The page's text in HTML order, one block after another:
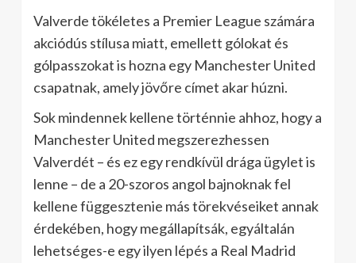
Valverde tökéletes a Premier League számára
akciódús stílusa miatt, emellett gólokat és
gólpasszokat is hozna egy Manchester United
csapatnak, amely jövőre címet akar húzni.
Sok mindennek kellene történnie ahhoz, hogy a
Manchester United megszerezhessen
Valverdét – és ez egy rendkívül drága ügylet is
lenne – de a 20-szoros angol bajnoknak fel
kellene függesztenie más törekvéseiket annak
érdekében, hogy megállapítsák, egyáltalán
lehetséges-e egy ilyen lépés a Real Madrid